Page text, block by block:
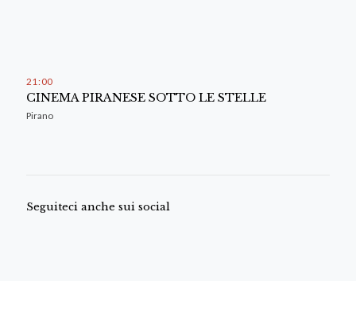
21 : 00
CINEMA PIRANESE SOTTO LE STELLE
Pirano
Seguiteci anche sui social